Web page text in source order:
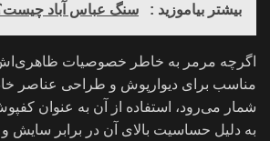
بیشتر بیاموزید : سنگ عباس آباد
اگرچه مرمر به خاطر خصوصیات ظاهری‌اش،
مناسب برای دیوارپوش و طراحی عناصر
شمار می‌رود، استفاده از آن به عنوان
به دلیل حساسیت بالای آن در برابر سایش و